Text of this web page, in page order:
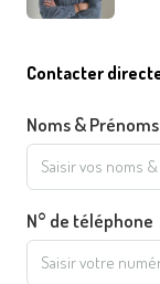
Contacter
Noms & Prénoms
N° de téléphone